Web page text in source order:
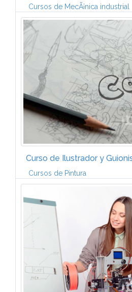
Cursos de MecÃ¡nica industrial
El curso estÃ¡ formado por 3
PROGRAMABLES I (6
automatizaciÃ³n. Elementos de
automatizado. Estructura del
Curso de Ilustrador y
Cursos de Pintura
Gracias al temario del Curso
de cÃ³mics de CCC tendrÃ¡s
y tÃ©cnica lo mÃ¡s completa
mundo del cÃ³mic. Los...